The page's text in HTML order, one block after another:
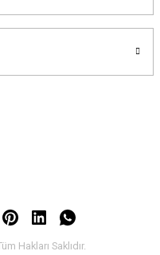
Hakları Saklıdır.